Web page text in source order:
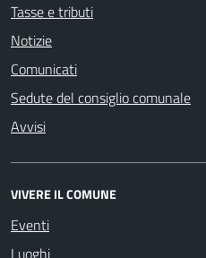
Tasse e tributi
Notizie
Comunicati
Sedute del consiglio comunale
Avvisi
VIVERE IL COMUNE
Eventi
Luoghi